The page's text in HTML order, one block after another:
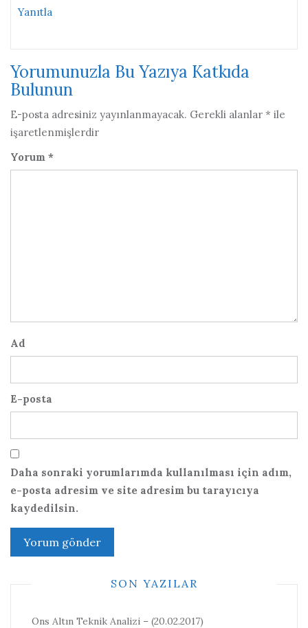
Yanıtla
Yorumunuzla Bu Yazıya Katkıda
Bulunun
E-posta adresiniz yayınlanmayacak. Gerekli alanlar * ile
işaretlenmişlerdir
Yorum *
Ad
E-posta
Daha sonraki yorumlarımda kullanılması için adım,
e-posta adresim ve site adresim bu tarayıcıya
kaydedilsin.
SON YAZILAR
Ons Altın Teknik Analizi – (20.02.2017)